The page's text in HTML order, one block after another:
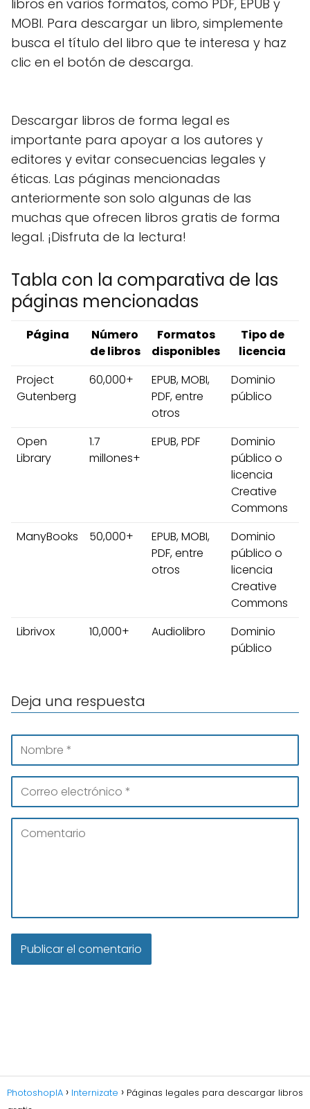
libros en varios formatos, como PDF, EPUB y
MOBI. Para descargar un libro, simplemente
busca el título del libro que te interesa y haz
clic en el botón de descarga.
Descargar libros de forma legal es
importante para apoyar a los autores y
editores y evitar consecuencias legales y
éticas. Las páginas mencionadas
anteriormente son solo algunas de las
muchas que ofrecen libros gratis de forma
legal. ¡Disfruta de la lectura!
Tabla con la comparativa de las
páginas mencionadas
Página
Número
de libros
Formatos
disponibles
Tipo de
licencia
Project
Gutenberg
60,000+
EPUB, MOBI,
PDF, entre
otros
Dominio
público
Open
Library
1.7
millones+
EPUB, PDF
Dominio
público o
licencia
Creative
Commons
ManyBooks
50,000+
EPUB, MOBI,
PDF, entre
otros
Dominio
público o
licencia
Creative
Commons
Librivox
10,000+ Audiolibro
Dominio
público
Deja una respuesta
PhotoshopIA Internizate
Páginas legales para descargar libros